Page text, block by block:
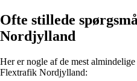
Ofte stillede
Nordjylland
Her er nogle af de mest
Flextrafik Nordjylland: